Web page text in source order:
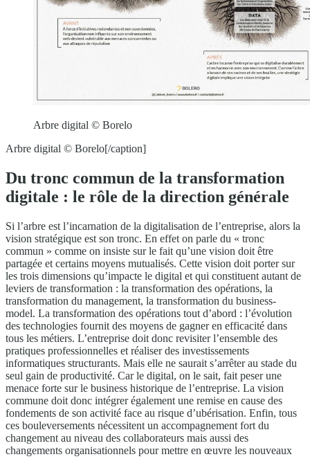
Arbre digital © Borelo
Arbre digital © Borelo[/caption]
Du tronc commun de la transformation
digitale : le rôle de la direction générale
Si l’arbre est l’incarnation de la digitalisation de l’entreprise, alors la
vision stratégique est son tronc. En effet on parle du « tronc
commun » comme on insiste sur le fait qu’une vision doit être
partagée et certains moyens mutualisés. Cette vision doit porter sur
les trois dimensions qu’impacte le digital et qui constituent autant de
leviers de transformation : la transformation des opérations, la
transformation du management, la transformation du business-
model. La transformation des opérations tout d’abord : l’évolution
des technologies fournit des moyens de gagner en efficacité dans
tous les métiers. L’entreprise doit donc revisiter l’ensemble des
pratiques professionnelles et réaliser des investissements
informatiques structurants. Mais elle ne saurait s’arrêter au stade du
seul gain de productivité. Car le digital, on le sait, fait peser une
menace forte sur le business historique de l’entreprise. La vision
commune doit donc intégrer également une remise en cause des
fondements de son activité face au risque d’ubérisation. Enfin, tous
ces bouleversements nécessitent un accompagnement fort du
changement au niveau des collaborateurs mais aussi des
changements organisationnels pour mettre en œuvre les nouveaux